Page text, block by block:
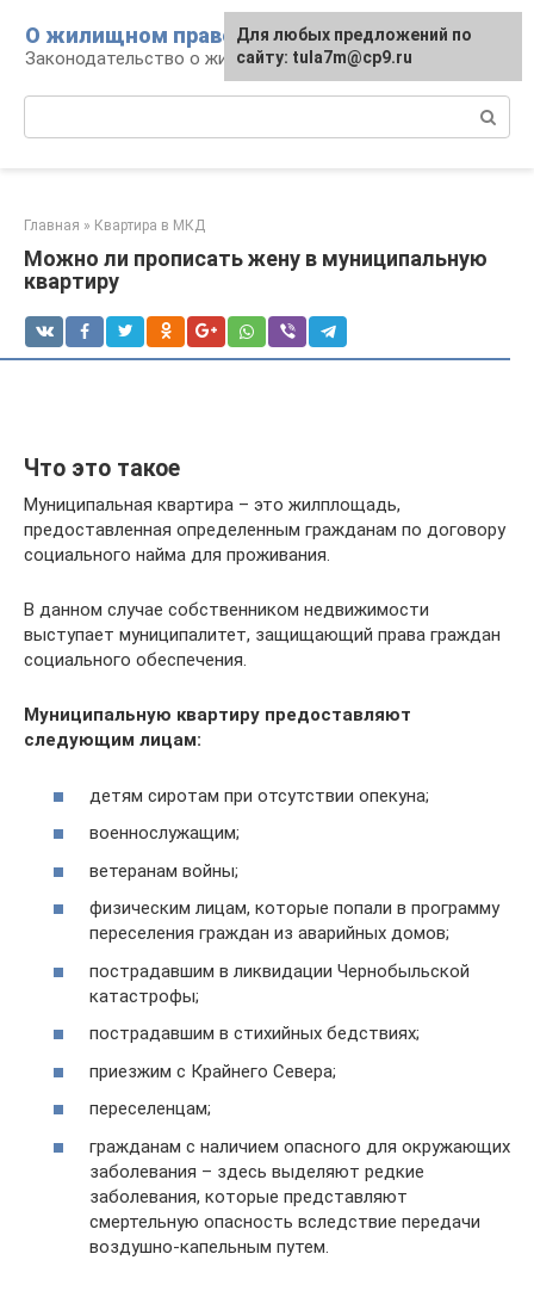
контенту
О жилищном праве
Законодательство о жилье и земле
Главная » Квартира в МКД
Можно ли прописать жену в муниципальную
квартиру
Что это такое
Муниципальная квартира – это жилплощадь,
предоставленная определенным гражданам по договору
социального найма для проживания.
В данном случае собственником недвижимости
выступает муниципалитет, защищающий права граждан
социального обеспечения.
Муниципальную квартиру предоставляют
следующим лицам:
детям сиротам при отсутствии опекуна;
военнослужащим;
ветеранам войны;
физическим лицам, которые попали в программу
переселения граждан из аварийных домов;
пострадавшим в ликвидации Чернобыльской
катастрофы;
пострадавшим в стихийных бедствиях;
приезжим с Крайнего Севера;
переселенцам;
гражданам с наличием опасного для окружающих
заболевания – здесь выделяют редкие
заболевания, которые представляют
смертельную опасность вследствие передачи
воздушно-капельным путем.
Для любых предложений по
сайту: tula7m@cp9.ru